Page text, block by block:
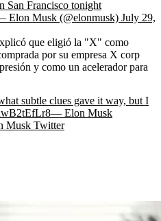
San Francisco tonight
Musk (@elonmusk) July 29,
que eligió la "X" como
por su empresa X corp
y como un acelerador para
subtle clues gave it way, but I
Elon Musk
Musk Twitter